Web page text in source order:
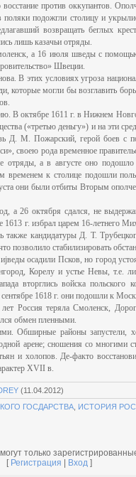
против оккупантов.
подожгли столицу и
возвращать беглых
лишь казачьи отряды.
а 16 июля шведы с
Швеции.
В этих условиях угроза
которые могли бы возглавить
В октябре 1611 г. в Нижнем
(«третью деньгу») и на эти
Д. М. Пожарский, герой боев
своею рода временное
отряды, а в августе оно
временем к столице подошли
они были отбиты Вторым
а 26 октября сдался, не
г. избрал царем 16-летнего
также кандидатуры Д. Т.
позволило стабилизировать
осадили Псков, но город
Корелу и устье Невы, т.е.
вторглись войска польского
1618 г. они подошли к
Россия теряла Смоленск,
обмен пленными.
Обширные районы запустели,
арене; сношения со многими
и холопов. Де-факто
XVII в.
(11.04.2012)
ГОСДАРСТВА ИСТОРИЯ
только
[ Регистрация Вход]